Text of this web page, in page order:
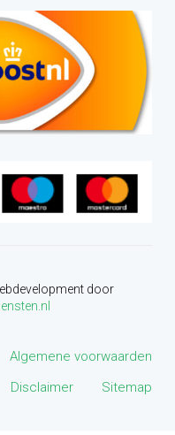
door
Algemene voorwaarden
Sitemap
Disclaimer